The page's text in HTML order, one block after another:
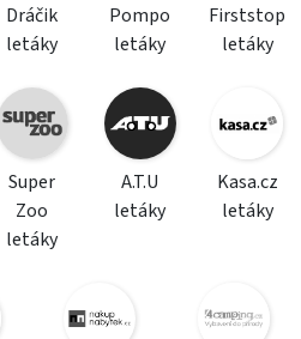
Dráčik
letáky
Pompo
letáky
Firststop
letáky
Super
Zoo
letáky
A.T.U
letáky
Kasa.cz
letáky